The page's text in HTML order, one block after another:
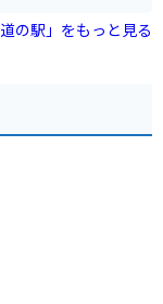
しめるレストランがあ
然を楽しめる「なぎ
実しています。
道の駅」をもっと見る